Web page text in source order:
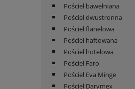
Pościel bawełniana
Pościel dwustronna
Pościel flanelowa
Pościel haftowana
Pościel hotelowa
Pościel Faro
Pościel Eva Minge
Pościel Darymex